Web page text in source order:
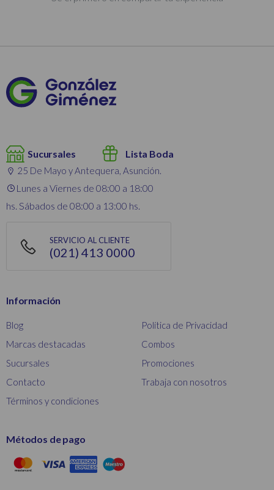
Sucursales Lista Boda
25 De Mayo y Antequera, Asunción.
Lunes a Viernes de 08:00 a 18:00
hs. Sábados de 08:00 a 13:00 hs.
SERVICIO AL CLIENTE
(021) 413 0000
Información
Blog
Marcas destacadas
Sucursales
Contacto
Términos y condiciones
Política de Privacidad
Combos
Promociones
Trabaja con nosotros
Métodos de pago